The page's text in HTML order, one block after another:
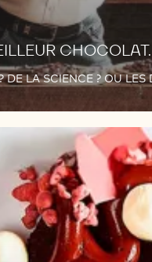
CHOCOLAT.
DE LA SCIENCE ? OU LES